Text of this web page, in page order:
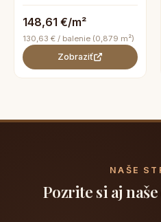
148,61 €/m²
130,63 € / balenie (0,879 m²)
Zobraziť
NAŠE
Pozrite si aj